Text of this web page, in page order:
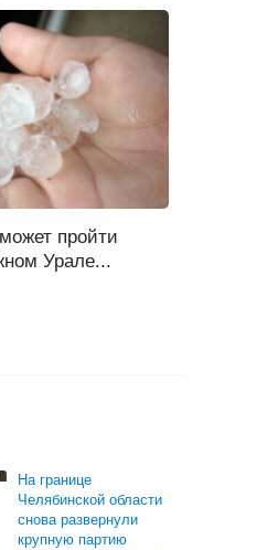
пройти
Урале...
На границе
Челябинской области
снова развернули
крупную партию